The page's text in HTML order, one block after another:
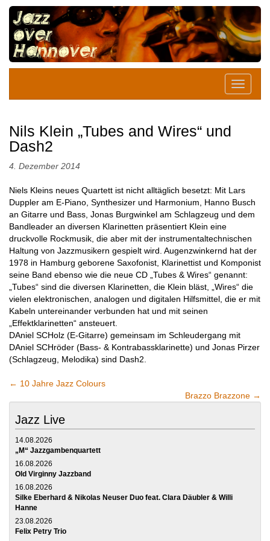
Nils Klein „Tubes and Wires“ und
Dash2
4. Dezember 2014
Niels Kleins neues Quartett ist nicht alltäglich besetzt: Mit Lars
Duppler am E-Piano, Synthesizer und Harmonium, Hanno Busch
an Gitarre und Bass, Jonas Burgwinkel am Schlagzeug und dem
Bandleader an diversen Klarinetten präsentiert Klein eine
druckvolle Rockmusik, die aber mit der instrumentaltechnischen
Haltung von Jazzmusikern gespielt wird. Augenzwinkernd hat der
1978 in Hamburg geborene Saxofonist, Klarinettist und Komponist
seine Band ebenso wie die neue CD „Tubes & Wires“ genannt:
„Tubes“ sind die diversen Klarinetten, die Klein bläst, „Wires“ die
vielen elektronischen, analogen und digitalen Hilfsmittel, die er mit
Kabeln untereinander verbunden hat und mit seinen
„Effektklarinetten“ ansteuert.
DAniel SCHolz (E-Gitarre) gemeinsam im Schleudergang mit
DAniel SCHröder (Bass- & Kontrabassklarinette) und Jonas Pirzer
(Schlagzeug, Melodika) sind Dash2.
← 10 Jahre Jazz Colours
Brazzo Brazzone →
Jazz Live
14.08.2026
„M“ Jazzgambenquartett
16.08.2026
Old Virginny Jazzband
16.08.2026
Silke Eberhard & Nikolas Neuser Duo feat. Clara Däubler & Willi
Hanne
23.08.2026
Felix Petry Trio